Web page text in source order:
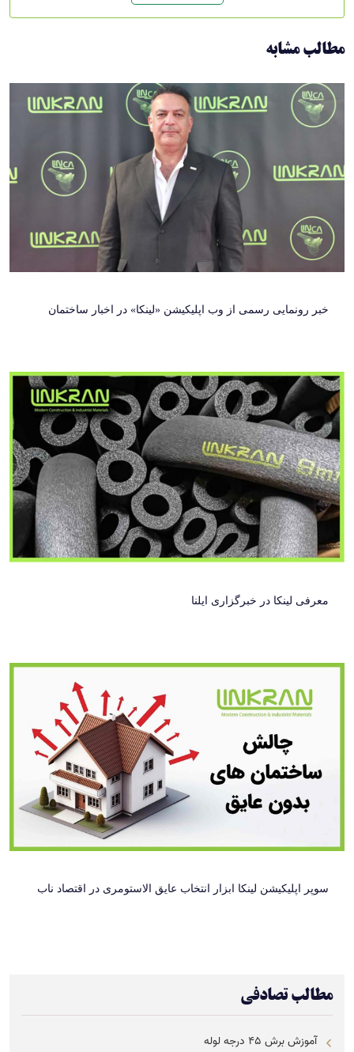
مطالب مشابه
خبر رونمایی رسمی از وب اپلیکیشن «لینکا» در اخبار ساختمان
معرفی لینکا در خبرگزاری ایلنا
سوپر اپلیکیشن لینکا ابزار انتخاب عایق الاستومری در اقتصاد ناب
مطالب تصادفی
آموزش برش ۴۵ درجه لوله